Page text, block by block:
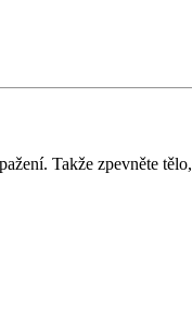
Takže zpevněte